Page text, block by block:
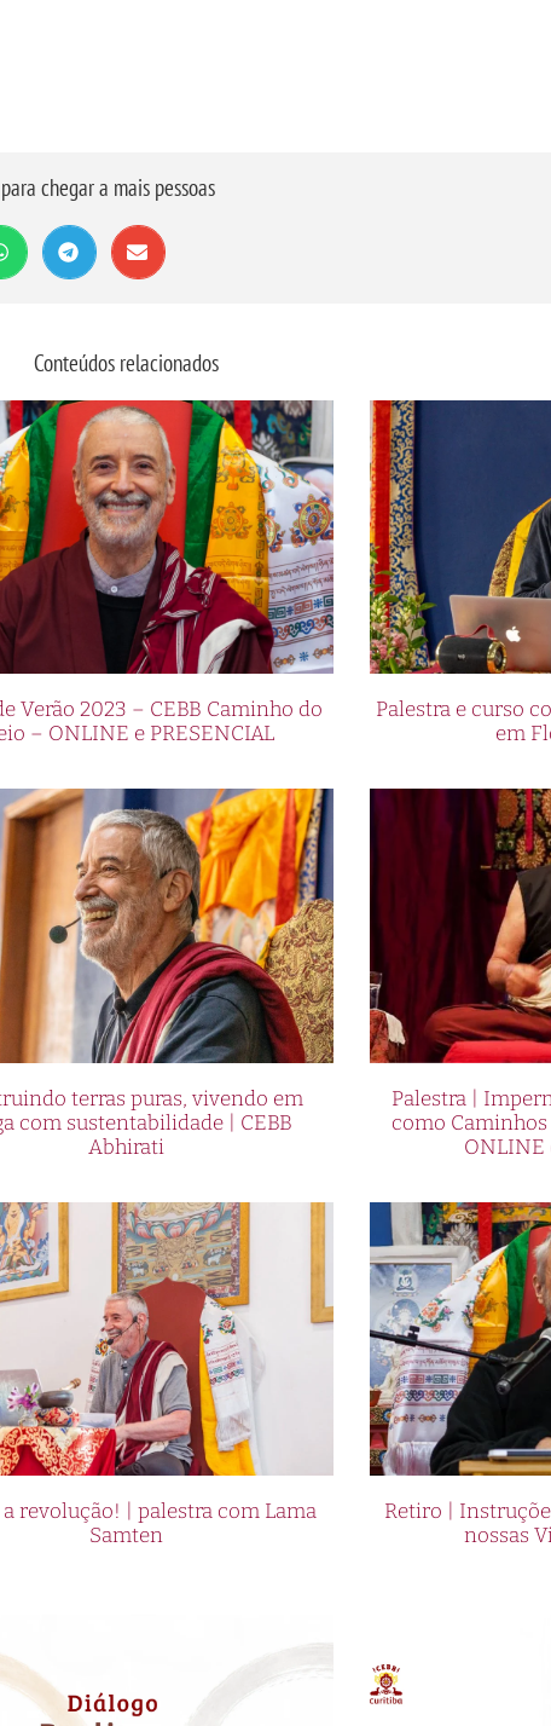
chegar a mais pessoas
Conteúdos relacionados
Verão 2023 – CEBB Caminho do
– ONLINE e PRESENCIAL
Palestra e curso
em
terras puras, vivendo em
com sustentabilidade | CEBB
Abhirati
Palestra |
como Caminhos
ONLINE
a revolução! | palestra com Lama
Samten
Retiro |
nossas